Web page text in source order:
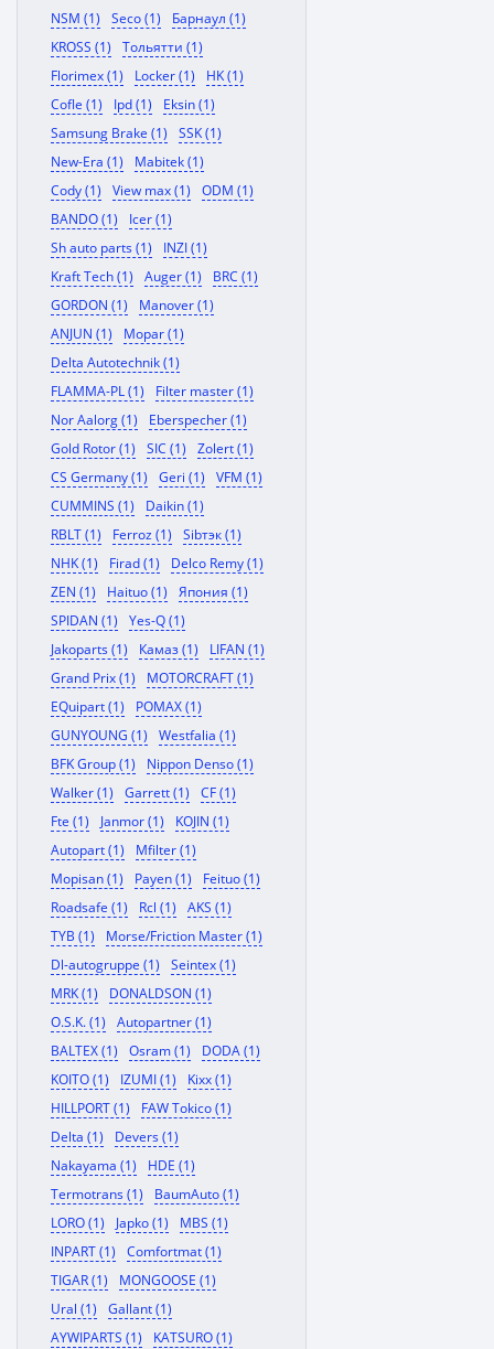
NSM (1)
Seco (1)
Барнаул (1)
KROSS (1)
Тольятти (1)
Florimex (1)
Locker (1)
HK (1)
Cofle (1)
Ipd (1)
Eksin (1)
Samsung Brake (1)
SSK (1)
New-Era (1)
Mabitek (1)
Cody (1)
View max (1)
ODM (1)
BANDO (1)
Icer (1)
Sh auto parts (1)
INZI (1)
Kraft Tech (1)
Auger (1)
BRC (1)
GORDON (1)
Manover (1)
ANJUN (1)
Mopar (1)
Delta Autotechnik (1)
FLAMMA-PL (1)
Filter master (1)
Nor Aalorg (1)
Eberspecher (1)
Gold Rotor (1)
SIC (1)
Zolert (1)
CS Germany (1)
Geri (1)
VFM (1)
CUMMINS (1)
Daikin (1)
RBLT (1)
Ferroz (1)
Sibтэк (1)
NHK (1)
Firad (1)
Delco Remy (1)
ZEN (1)
Haituo (1)
Япония (1)
SPIDAN (1)
Yes-Q (1)
Jakoparts (1)
Камаз (1)
LIFAN (1)
Grand Prix (1)
MOTORCRAFT (1)
EQuipart (1)
POMAX (1)
GUNYOUNG (1)
Westfalia (1)
BFK Group (1)
Nippon Denso (1)
Walker (1)
Garrett (1)
CF (1)
Fte (1)
Janmor (1)
KOJIN (1)
Autopart (1)
Mfilter (1)
Mopisan (1)
Payen (1)
Feituo (1)
Roadsafe (1)
Rcl (1)
AKS (1)
TYB (1)
Morse/Friction Master (1)
Dl-autogruppe (1)
Seintex (1)
MRK (1)
DONALDSON (1)
O.S.K. (1)
Autopartner (1)
BALTEX (1)
Osram (1)
DODA (1)
KOITO (1)
IZUMI (1)
Kixx (1)
HILLPORT (1)
FAW Tokico (1)
Delta (1)
Devers (1)
Nakayama (1)
HDE (1)
Termotrans (1)
BaumAuto (1)
LORO (1)
Japko (1)
MBS (1)
INPART (1)
Comfortmat (1)
TIGAR (1)
MONGOOSE (1)
Ural (1)
Gallant (1)
AYWIPARTS (1)
KATSURO (1)